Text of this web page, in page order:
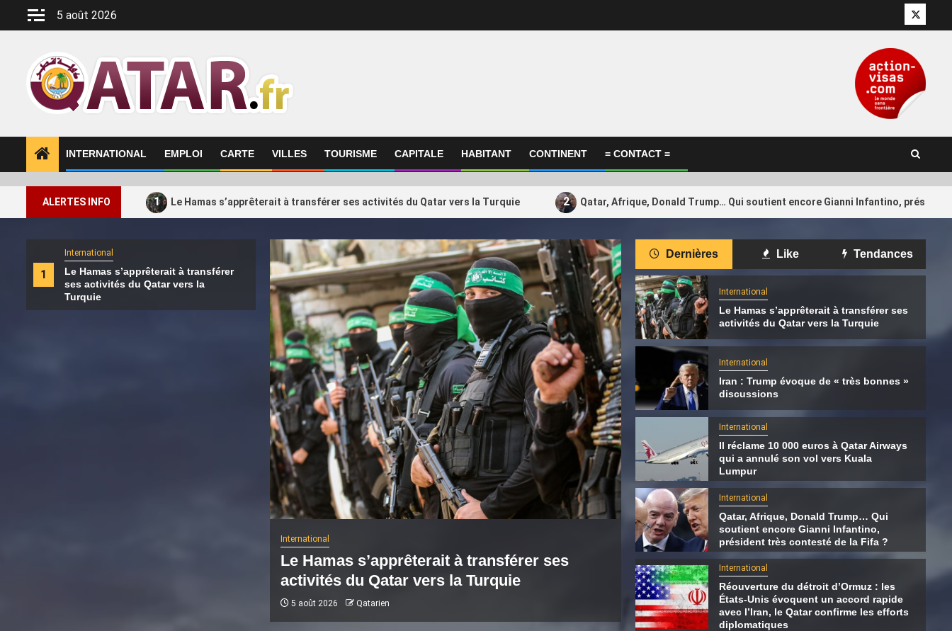
5 août 2026 Twitter
INTERNATIONAL EMPLOI CARTE VILLES TOURISME CAPITALE HABITANT CONTINENT = CONTACT =
ALERTES INFO 1 Le Hamas s’apprêterait à transférer ses activités du Qatar vers la Turquie 2 Qatar, Afrique, Donald Trump… Qui soutient encore Gianni Infantino,
1
International
Le Hamas s’apprêterait à transférer
ses activités du Qatar vers la
Turquie
2
International
Qatar, Afrique, Donald Trump… Qui
soutient encore Gianni Infantino,
président très contesté de la Fifa ?
3
International
Il réclame 10 000 euros à Qatar
Airways qui a annulé son vol vers
Kuala Lumpur
4
International
Iran : Trump évoque de « très
bonnes » discussions
International
Le Hamas s’apprêterait à transférer ses
activités du Qatar vers la Turquie
5 août 2026 Qatarien
International
Qatar, Afrique, Donald Trump… Qui
encore Gianni Infantino, président très
contesté de la Fifa ?
5 août 2026 Qatarien
Dernières Like Tendances
International
Le Hamas s’apprêterait à transférer ses
activités du Qatar vers la Turquie
International
Iran : Trump évoque de « très bonnes »
discussions
International
Il réclame 10 000 euros à Qatar Airways
qui a annulé son vol vers Kuala
Lumpur
International
Qatar, Afrique, Donald Trump… Qui
soutient encore Gianni Infantino,
président très contesté de la Fifa ?
International
Réouverture du détroit d’Ormuz : les
États-Unis évoquent un accord rapide
avec l’Iran, le Qatar confirme les efforts
diplomatiques